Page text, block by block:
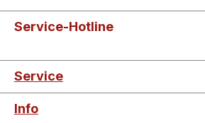
Service-Hotline
Service
Info